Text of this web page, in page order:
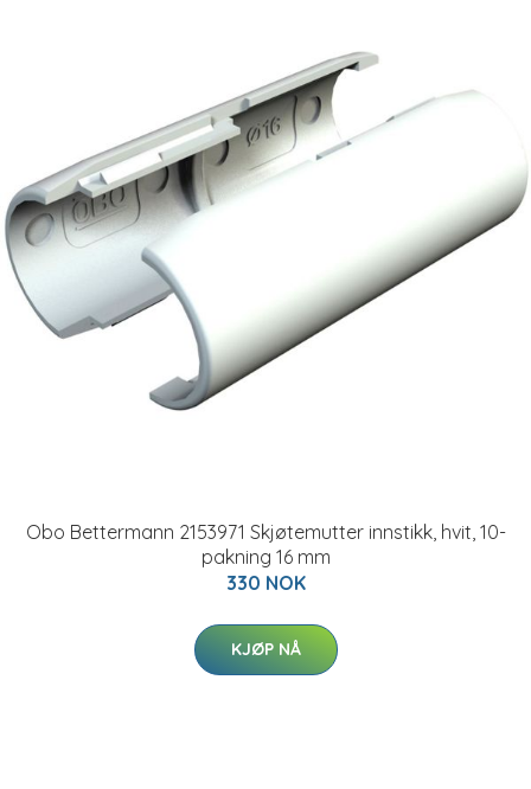
Obo Bettermann 2153971 Skjøtemutter innstikk, hvit, 10-
pakning 16 mm
330 NOK
KJØP NÅ